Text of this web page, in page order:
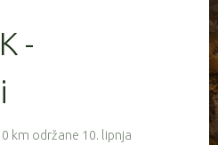
-
km održane 10. lipnja